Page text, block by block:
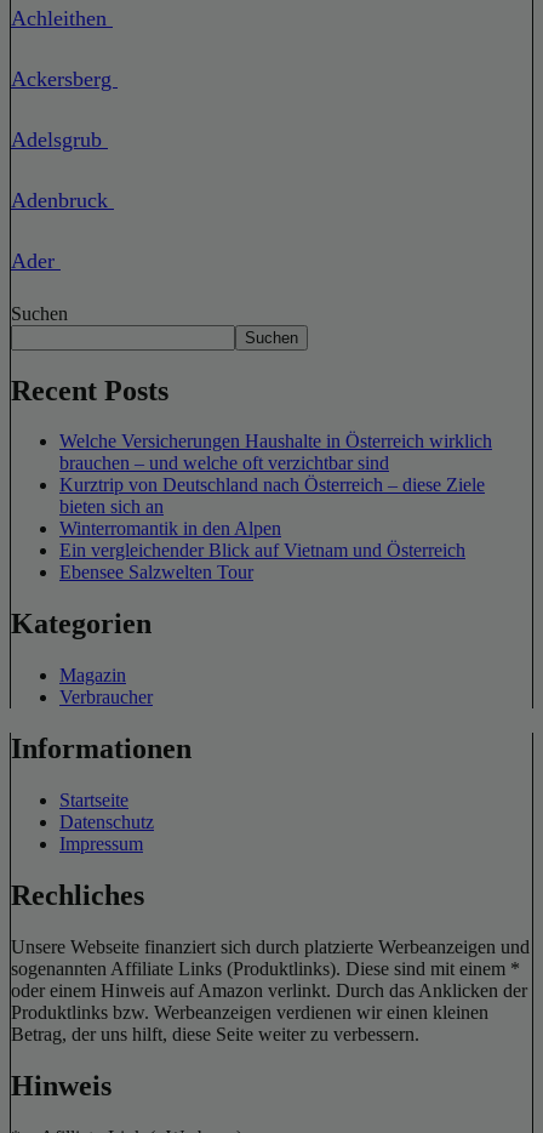
Achleithen
Ackersberg
Adelsgrub
Adenbruck
Ader
Suchen
Suchen
Recent Posts
Welche Versicherungen Haushalte in Österreich wirklich
brauchen – und welche oft verzichtbar sind
Kurztrip von Deutschland nach Österreich – diese Ziele
bieten sich an
Winterromantik in den Alpen
Ein vergleichender Blick auf Vietnam und Österreich
Ebensee Salzwelten Tour
Kategorien
Magazin
Verbraucher
Informationen
Startseite
Datenschutz
Impressum
Rechliches
Unsere Webseite finanziert sich durch platzierte Werbeanzeigen und
sogenannten Affiliate Links (Produktlinks). Diese sind mit einem *
oder einem Hinweis auf Amazon verlinkt. Durch das Anklicken der
Produktlinks bzw. Werbeanzeigen verdienen wir einen kleinen
Betrag, der uns hilft, diese Seite weiter zu verbessern.
Hinweis